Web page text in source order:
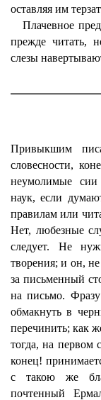
оставляя им
Плачевное
прежде читать,
слезы
Привыкшим
словесности,
неумолимые сии
наук, если
правилам или
Нет, любезные
следует. Не
творения; и он,
за письменный
на письмо.
обмакнуть в
перечинить; как
тогда, на первом
конец!
с такою же
почтенный